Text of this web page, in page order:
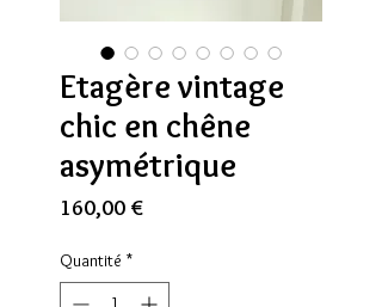
Etagère vintage
chic en chêne
asymétrique
160,00 €Prix
Quantité *